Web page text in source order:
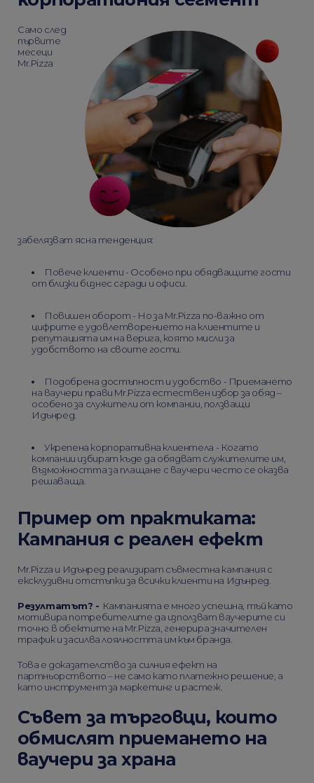
Само след
първите
месеци
Mr.Pizza
забелязват ясна тенденция:
Повече клиенти - Особено при обядващите гости
от близки бизнес сгради и офиси.
Повишен оборот - Но за Mr.Pizza по-важно от
цифрите е удовлетворението на клиентите и
репутацията им на верига, която мисли за
удобството на своите гости.
Подобрена достъпност и удобство - Приемането
на ваучери прави Mr.Pizza естествен избор за обяд –
особено за служители от компании, ползващи
Идънред.
Укрепена корпоративна клиентела - Когато
компании избират къде да обядват служителите им,
възможността за плащане с ваучери често се оказва
решаваща.
Пример от практиката:
Кампания с реален ефект
Mr.Pizza и Идънред реализират съвместна кампания с
ексклузивни отстъпки за всички клиенти на Идънред.
Резултатът? - Кампанията е много успешна, тъй като
мотивира потребителите да използват ваучерите си
точно в обектите на Mr.Pizza, генерира значителен
трафик и засилва лоялността им към бранда.
Това е доказателство за силния ефект на
партньорството – не само като платежно решение, а
като инструмент за маркетинг и растеж.
Съвет за търговци, които
обмислят приемането на
ваучери за храна